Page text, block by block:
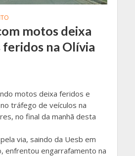
motos deixa
na Olívia
motos deixa feridos e
tráfego de veículos na
no final da manhã desta
via, saindo da Uesb em
enfrentou engarrafamento na